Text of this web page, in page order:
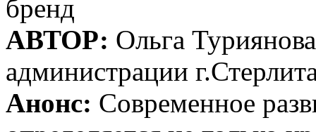
бренд
АВТОР: Ольга
администрации
Анонс: Современное